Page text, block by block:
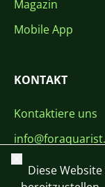
Magazin
Mobile App
KONTAKT
Kontaktiere uns
+420 603 449 602
Schließen
Diese